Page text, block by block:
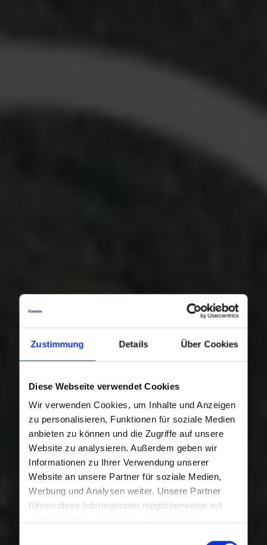
Zustimmung Details Über Cookies
Diese Webseite verwendet Cookies
Wir verwenden Cookies, um Inhalte und Anzeigen
zu personalisieren, Funktionen für soziale Medien
anbieten zu können und die Zugriffe auf unsere
Website zu analysieren. Außerdem geben wir
Informationen zu Ihrer Verwendung unserer
Website an unsere Partner für soziale Medien,
Werbung und Analysen weiter. Unsere Partner
führen diese Informationen möglicherweise mit